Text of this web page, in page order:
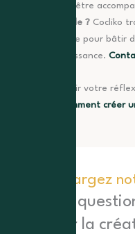
Vous souhaitez être
stratégie digitale ? Cocliko
Savoie et Savoie pour bâtir
vraiment la croissance.
Pour approfondir votre
comment créer
Téléchargez
Les 10
réussir la